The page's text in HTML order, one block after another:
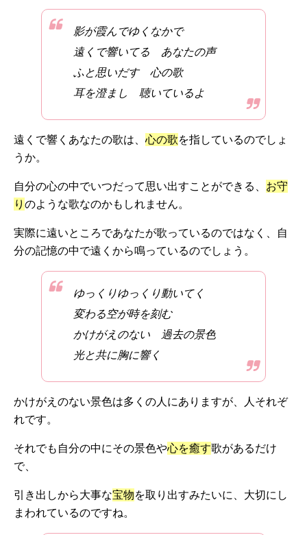
影が霞んでゆくなかで
遠くで響いてる あなたの声
ふと思いだす 心の歌
耳を澄まし 聴いているよ
遠くで響くあなたの歌は、 心の歌を指しているのでしょ
うか。
自分の心の中でいつだって思い出すことができる、 お守
り のような歌なのかもしれません。
実際に遠いところであなたが歌っているのではなく、自
分の記憶の中で遠くから鳴っているのでしょう。
ゆっくりゆっくり動いてく
変わる空が時を刻む
かけがえのない 過去の景色
光と共に胸に響く
かけがえのない景色は多くの人にありますが、人それぞ
れです。
それでも自分の中にその景色や心を癒す歌があるだけ
で、
引き出しから大事な宝物を取り出すみたいに、大切にし
まわれているのですね。